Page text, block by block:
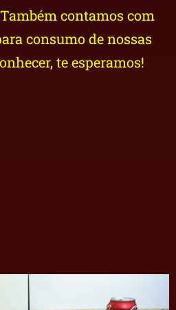
Também contamos com
consumo de nossas
te esperamos!